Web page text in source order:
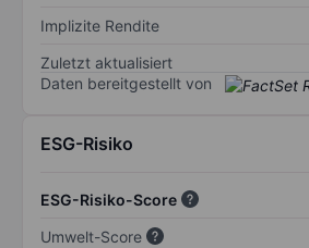
Implizite Rendite
Zuletzt aktualisiert
Daten bereitgestellt von
ESG-Risiko
ESG-Risiko-Score
Umwelt-Score